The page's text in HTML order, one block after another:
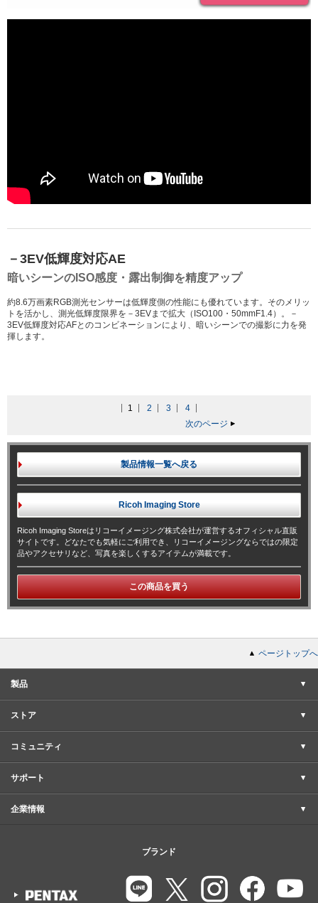
－3EV低輝度対応AE
暗いシーンのISO感度・露出制御を精度アップ
約8.6万画素RGB測光センサーは低輝度側の性能にも優れています。そのメリッ
トを活かし、測光低輝度限界を－3EVまで拡大（ISO100・50mmF1.4）。－
3EV低輝度対応AFとのコンビネーションにより、暗いシーンでの撮影に力を発
揮します。
1 2 3
4
次のページ
製品情報一覧へ戻る
Ricoh Imaging Store
Ricoh Imaging Storeはリコーイメージング株式会社が運営するオフィシャル直販
サイトです。どなたでも気軽にご利用でき、リコーイメージングならではの限定
品やアクセサリなど、写真を楽しくするアイテムが満載です。
この商品を買う
ページトップへ
製品
ストア
コミュニティ
サポート
企業情報
ブランド